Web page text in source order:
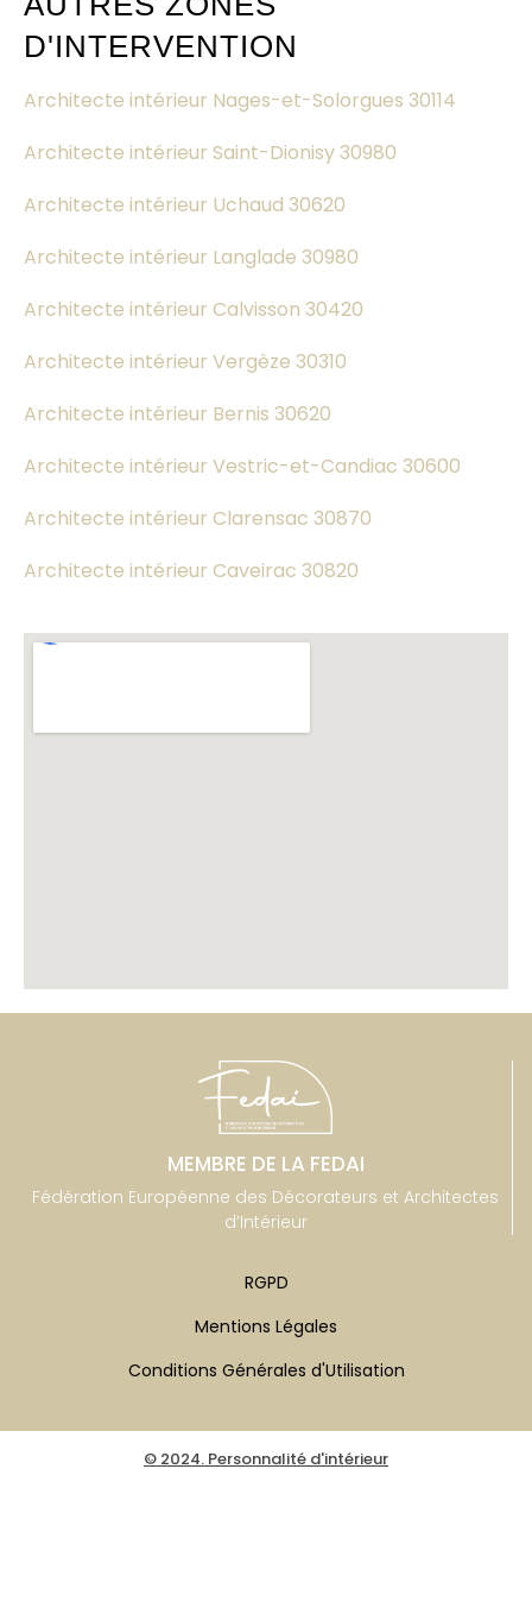
D'INTERVENTION
Architecte intérieur Nages-et-Solorgues 30114
Architecte intérieur Saint-Dionisy 30980
Architecte intérieur Uchaud 30620
Architecte intérieur Langlade 30980
Architecte intérieur Calvisson 30420
Architecte intérieur Vergèze 30310
Architecte intérieur Bernis 30620
Architecte intérieur Vestric-et-Candiac 30600
Architecte intérieur Clarensac 30870
Architecte intérieur Caveirac 30820
MEMBRE DE LA FEDAI
Fédération Européenne des Décorateurs et Architectes
d’Intérieur
RGPD
Mentions Légales
Conditions Générales d'Utilisation
© 2024. Personnalité d'intérieur